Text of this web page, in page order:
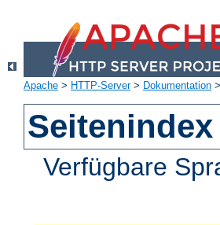
Apache > HTTP-Server> Dokumentation >
Seitenindex
Verfügbare